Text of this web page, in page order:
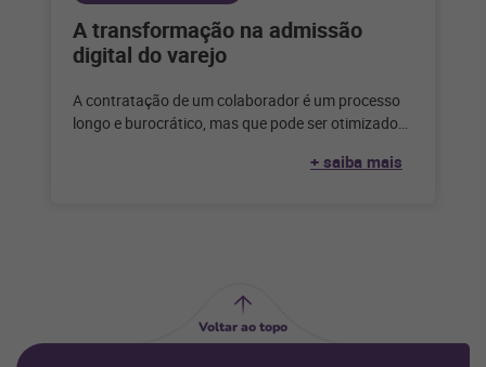
A transformação na admissão
digital do varejo
A contratação de um colaborador é um processo
longo e burocrático, mas que pode ser otimizado
+ saiba mais
Voltar ao topo